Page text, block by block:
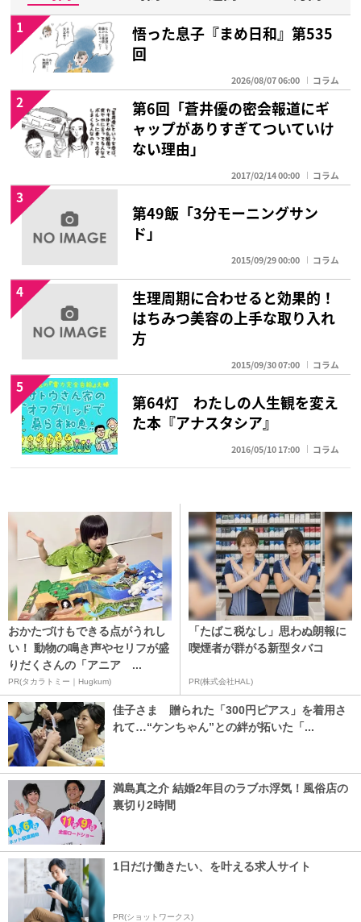
悟った息子『まめ日和』第535
回
2026/08/07 06:00 コラム
1
第6回「蒼井優の密会報道にギ
ャップがありすぎてついていけ
ない理由」
2017/02/14 00:00 コラム
2
第49飯「3分モーニングサン
ド」
2015/09/29 00:00 コラム
3
生理周期に合わせると効果的！
はちみつ美容の上手な取り入れ
方
2015/09/30 07:00 コラム
4
第64灯 わたしの人生観を変え
た本『アナスタシア』
2016/05/10 17:00 コラム
5
おかたづけもできる点がうれし
い！ 動物の鳴き声やセリフが盛
りだくさんの「アニア ...
PR(タカラトミー｜Hugkum)
「たばこ税なし」思わぬ朗報に
喫煙者が群がる新型タバコ
PR(株式会社HAL)
佳子さま 贈られた「300円ピアス」を着用さ
れて…“ケンちゃん”との絆が拓いた「...
満島真之介 結婚2年目のラブホ浮気！風俗店の
裏切り2時間
1日だけ働きたい、を叶える求人サイト
PR(ショットワークス)